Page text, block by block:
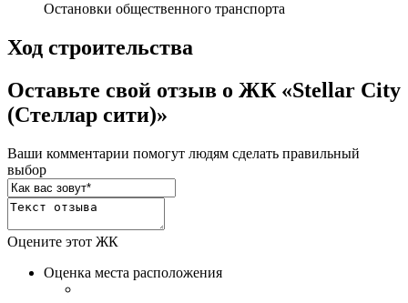
Остановки общественного транспорта
Ход строительства
Оставьте свой отзыв о ЖК «Stellar City
(Стеллар сити)»
Ваши комментарии помогут людям сделать правильный
выбор
Оцените этот ЖК
Оценка места расположения